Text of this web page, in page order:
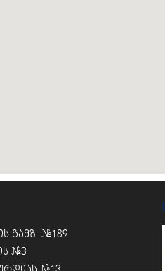
გამზ. #189
#3